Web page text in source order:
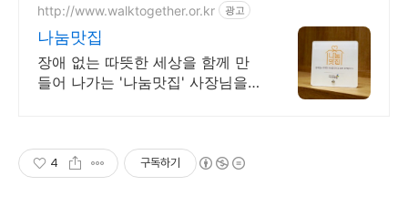
http://www.walktogether.or.kr 광고
나눔맛집
장애 없는 따뜻한 세상을 함께 만
들어 나가는 '나눔맛집' 사장님을
4 구독하기